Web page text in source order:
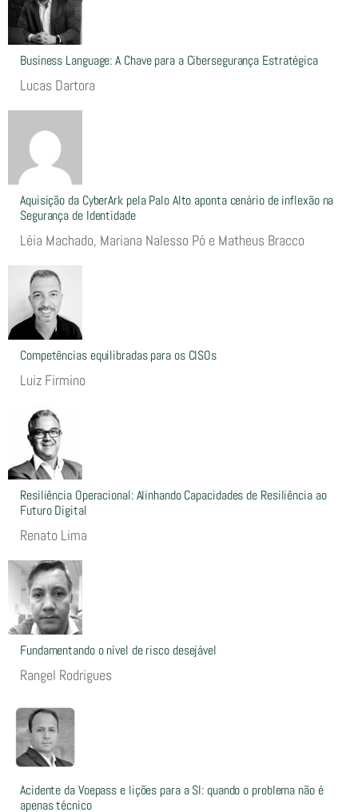
Business Language: A Chave para a Cibersegurança Estratégica
Lucas Dartora
Aquisição da CyberArk pela Palo Alto aponta cenário de inflexão na
Segurança de Identidade
Léia Machado, Mariana Nalesso Pó e Matheus Bracco
Competências equilibradas para os CISOs
Luiz Firmino
Resiliência Operacional: Alinhando Capacidades de Resiliência ao
Futuro Digital
Renato Lima
Fundamentando o nível de risco desejável
Rangel Rodrigues
Acidente da Voepass e lições para a SI: quando o problema não é
apenas técnico